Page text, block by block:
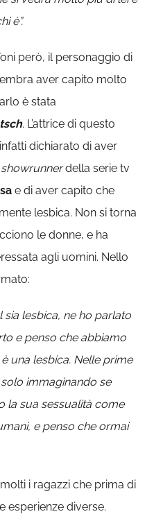
è”.
però, il personaggio di
aver capito molto
è stata
. L’attrice di questo
dichiarato di aver
showrunnerdella serie tv
e di aver capito che
lesbica. Non si torna
le donne, e ha
agli uomini. Nello
sia lesbica, ne ho parlato
e penso che abbiamo
una lesbica. Nelle prime
immaginando se
la sua sessualità come
e penso che ormai
i ragazzi che prima di
esperienze diverse.